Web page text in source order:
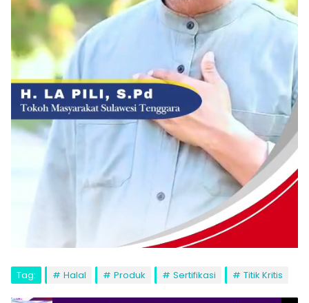
Tag: Halal Produk Sertifikasi Titik Kritis